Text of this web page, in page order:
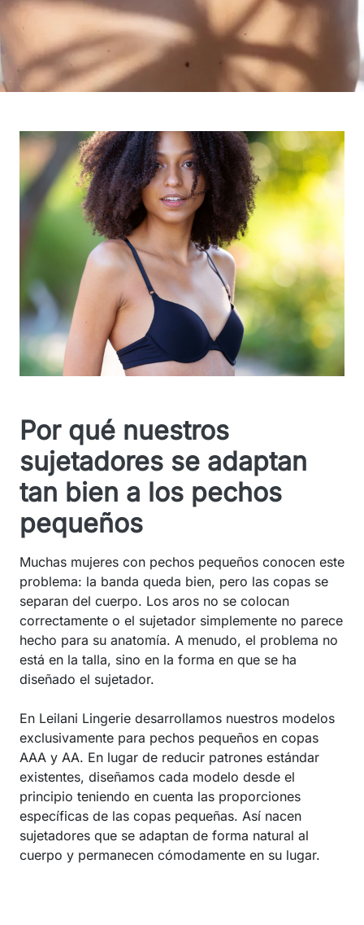
Por qué nuestros
sujetadores se adaptan
tan bien a los pechos
pequeños
Muchas mujeres con pechos pequeños conocen este
problema: la banda queda bien, pero las copas se
separan del cuerpo. Los aros no se colocan
correctamente o el sujetador simplemente no parece
hecho para su anatomía. A menudo, el problema no
está en la talla, sino en la forma en que se ha
diseñado el sujetador.
En Leilani Lingerie desarrollamos nuestros modelos
exclusivamente para pechos pequeños en copas
AAA y AA. En lugar de reducir patrones estándar
existentes, diseñamos cada modelo desde el
principio teniendo en cuenta las proporciones
específicas de las copas pequeñas. Así nacen
sujetadores que se adaptan de forma natural al
cuerpo y permanecen cómodamente en su lugar.